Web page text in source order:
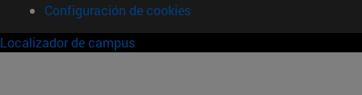
Configuración de cookies
Localizador de campus